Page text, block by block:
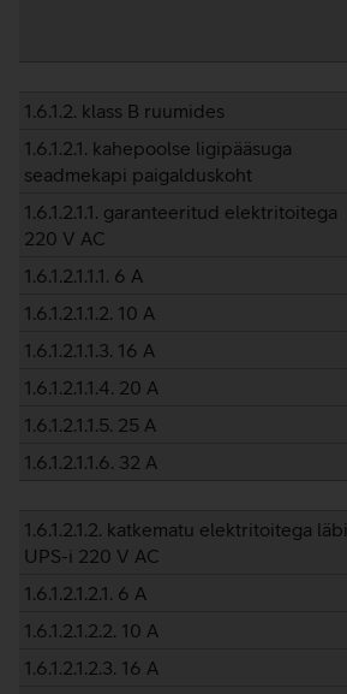
1.6.1.2. klass B ruumides
1.6.1.2.1. kahepoolse ligipääsuga
seadmekapi paigalduskoht
1.6.1.2.1.1. garanteeritud elektritoitega
220 V AC
1.6.1.2.1.1.1. 6 A
1.6.1.2.1.1.2. 10 A
1.6.1.2.1.1.3. 16 A
1.6.1.2.1.1.4. 20 A
1.6.1.2.1.1.5. 25 A
1.6.1.2.1.1.6. 32 A
1.6.1.2.1.2. katkematu elektritoitega läbi
UPS-i 220 V AC
1.6.1.2.1.2.1. 6 A
1.6.1.2.1.2.2. 10 A
1.6.1.2.1.2.3. 16 A